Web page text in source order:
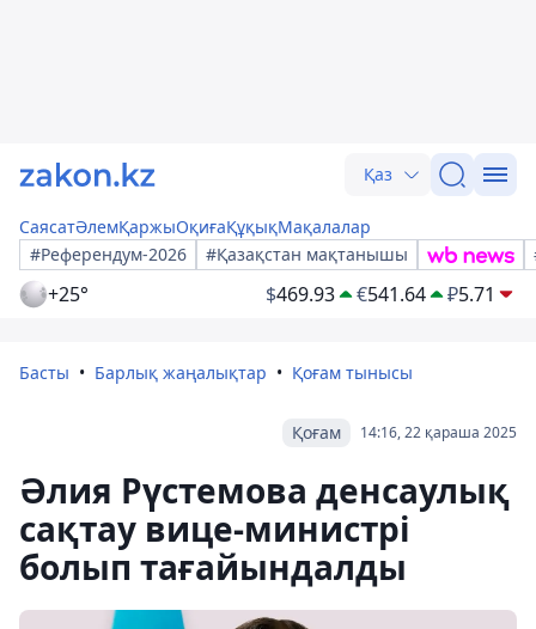
Қаз
СаясатӘлемҚаржыОқиғаҚұқықМақалалар
#Референдум-2026
#Қазақстан мақтанышы
+25° $469.93 €541.64 ₽5.71
Басты Барлық жаңалықтар Қоғам тынысы
14:16, 22 қараша 2025
Қоғам
Әлия Рүстемова денсаулық
сақтау вице-министрі
болып тағайындалды